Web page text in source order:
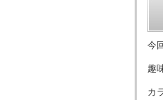
今
趣
カ